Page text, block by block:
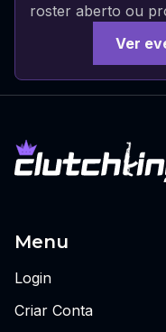
roster aberto ou
Ver
Menu
Login
Criar Conta